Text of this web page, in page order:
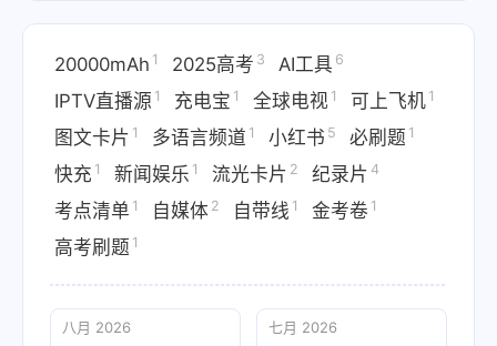
20000mAh 1 2025高考 3 AI工具 6
IPTV直播源 1 充电宝 1 全球电视 1 可上飞机 1
图文卡片 1 多语言频道 1 小红书 5 必刷题 1
快充 1 新闻娱乐 1 流光卡片 2 纪录片 4
考点清单 1 自媒体 2 自带线 1 金考卷 1
高考刷题 1
八月 2026 七月 2026